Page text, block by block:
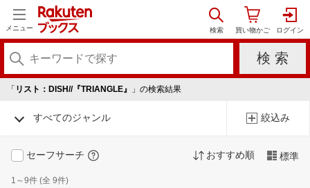
メニュー
「 リスト：DISH//『TRIANGLE』 」の検索結果
すべてのジャンル 絞込み
セーフサーチ おすすめ順 標準
1～9件 (全 9件)